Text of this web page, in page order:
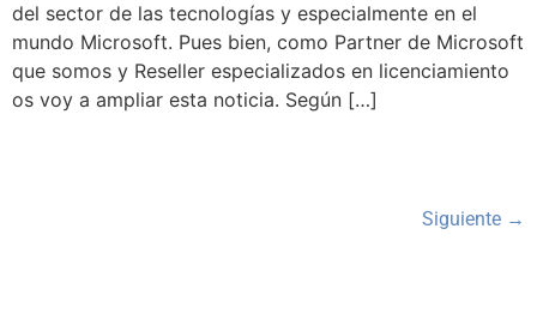
del sector de las tecnologías y especialmente en el
mundo Microsoft. Pues bien, como Partner de Microsoft
que somos y Reseller especializados en licenciamiento
os voy a ampliar esta noticia. Según […]
Siguiente →